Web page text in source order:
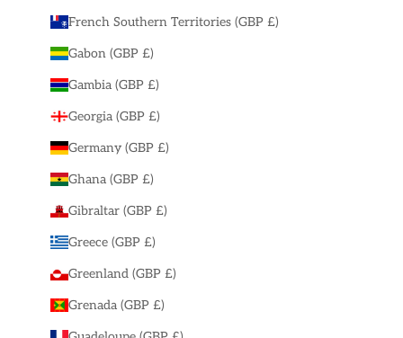
French Southern Territories (GBP £)
Gabon (GBP £)
Gambia (GBP £)
Georgia (GBP £)
Germany (GBP £)
Ghana (GBP £)
Gibraltar (GBP £)
Greece (GBP £)
Greenland (GBP £)
Grenada (GBP £)